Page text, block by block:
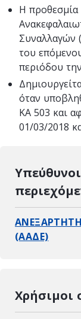
Η
Συναλλαγών
του
περιόδου
όταν
ΚΑ 503 και
01/03/2018
(ΑΑΔΕ)
Χρήσιμοι